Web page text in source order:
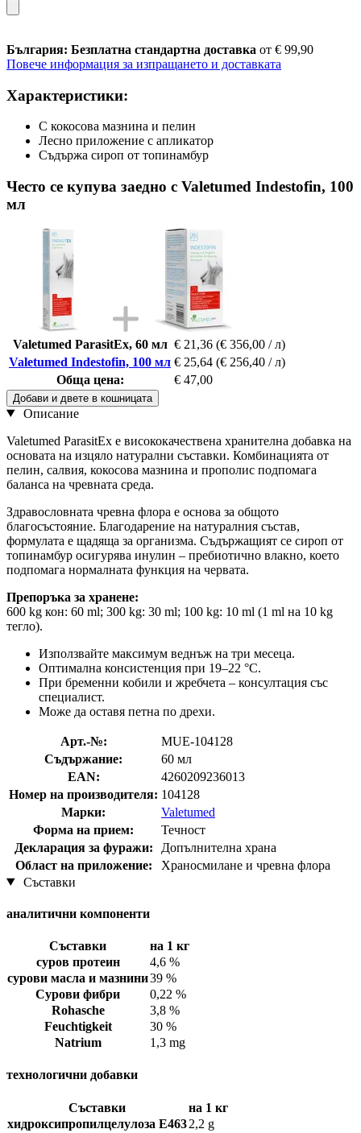
България: Безплатна стандартна доставка от € 99,90
Повече информация за изпращането и доставката
Характеристики:
С кокосова мазнина и пелин
Лесно приложение с апликатор
Съдържа сироп от топинамбур
Често се купува заедно с Valetumed Indestofin, 100
мл
Valetumed ParasitEx, 60 мл € 21,36 (€ 356,00 / л)
Valetumed Indestofin, 100 мл € 25,64 (€ 256,40 / л)
Обща цена:
€ 47,00
Добави и двете в кошницата
Описание
Valetumed ParasitEx е висококачествена хранителна добавка на
основата на изцяло натурални съставки. Комбинацията от
пелин, салвия, кокосова мазнина и прополис подпомага
баланса на чревната среда.
Здравословната чревна флора е основа за общото
благосъстояние. Благодарение на натуралния състав,
формулата е щадяща за организма. Съдържащият се сироп от
топинамбур осигурява инулин – пребиотично влакно, което
подпомага нормалната функция на червата.
Препоръка за хранене:
600 kg кон: 60 ml; 300 kg: 30 ml; 100 kg: 10 ml (1 ml на 10 kg
тегло).
Използвайте максимум веднъж на три месеца.
Оптимална консистенция при 19–22 °C.
При бременни кобили и жребчета – консултация със
специалист.
Може да оставя петна по дрехи.
Арт.-№:
MUE-104128
Съдържание:
60 мл
EAN:
4260209236013
Номер на производителя: 104128
Марки:
Valetumed
Форма на прием:
Течност
Декларация за фуражи:
Допълнителна храна
Област на приложение:
Храносмилане и чревна флора
Съставки
аналитични компоненти
Съставки
на 1 кг
суров протеин
4,6 %
сурови масла и мазнини39 %
Сурови фибри
0,22 %
Rohasche
3,8 %
Feuchtigkeit
30 %
Natrium
1,3 mg
технологични добавки
Съставки
на 1 кг
хидроксипропилцелулоза Е4632,2 g